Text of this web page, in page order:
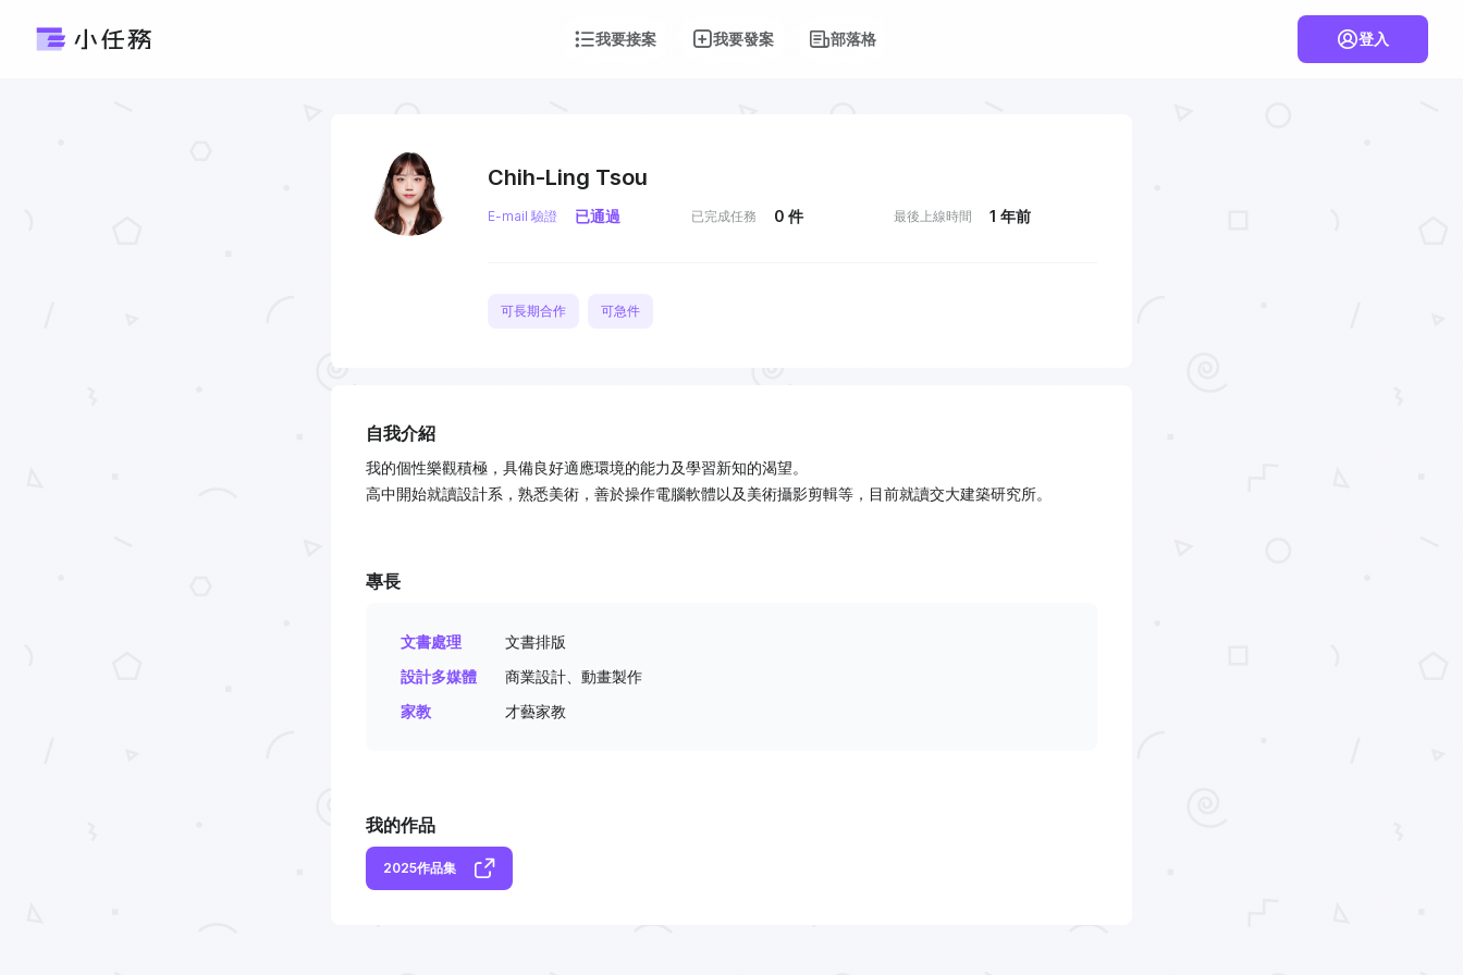
我要接案 我要發案 部落格 登入
Chih-Ling Tsou
E-mail 驗證 已通過 已完成任務 0 件 最後上線時間 1 年前
可長期合作 可急件
自我介紹
我的個性樂觀積極，具備良好適應環境的能力及學習新知的渴望。
高中開始就讀設計系，熟悉美術，善於操作電腦軟體以及美術攝影剪輯等，目前就讀交大建築研究所。
專長
文書處理
文書排版
設計多媒體
商業設計、動畫製作
家教
才藝家教
我的作品
2025作品集